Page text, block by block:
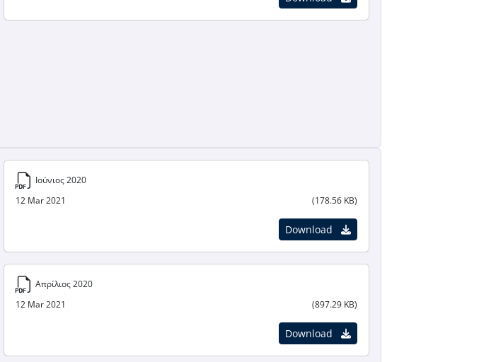
Ιούνιος 2020
12 Mar 2021
(178.56 KB)
Download
Απρίλιος 2020
12 Mar 2021
(897.29 KB)
Download